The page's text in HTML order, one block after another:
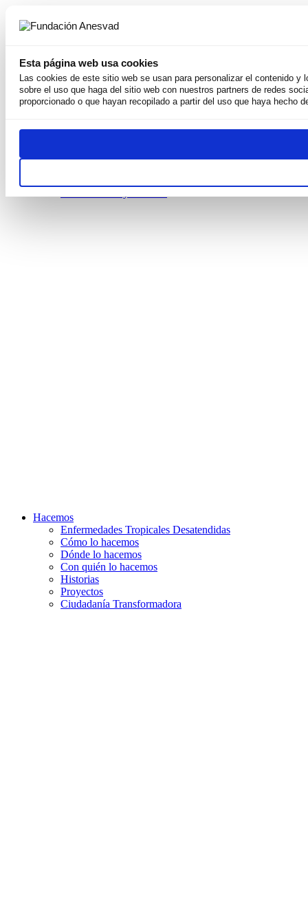
Esta página web usa cookies
Las cookies de este sitio web se usan para personalizar el contenido
sobre el uso que haga del sitio web con nuestros partners de redes
proporcionado o que hayan recopilado a partir del uso que haya hecho
Somos
Por qué existimos
Derechos Humanos
Hacemos
Enfermedades Tropicales Desatendidas
Cómo lo hacemos
Dónde lo hacemos
Con quién lo hacemos
Historias
Proyectos
Ciudadanía Transformadora